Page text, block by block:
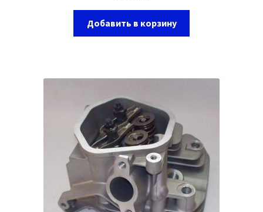
Добавить в корзину